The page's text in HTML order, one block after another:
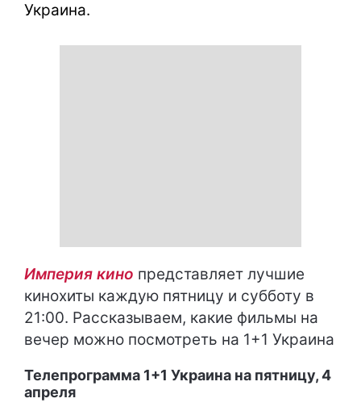
Украина.
Империя кино представляет лучшие
кинохиты каждую пятницу и субботу в
21:00. Рассказываем, какие фильмы на
вечер можно посмотреть на 1+1 Украина
Телепрограмма 1+1 Украина на пятницу, 4
апреля